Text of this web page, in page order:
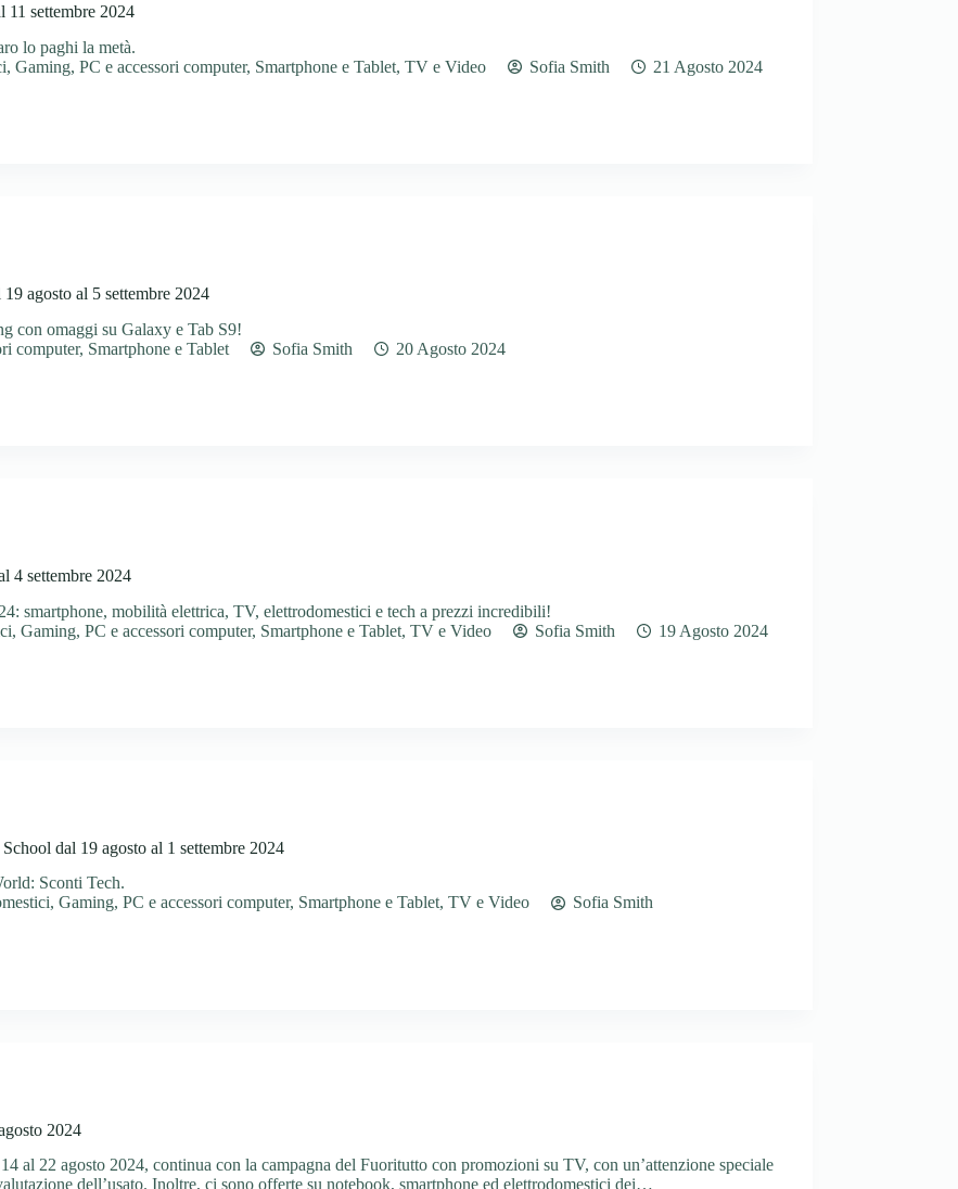
11 settembre 2024
lo paghi la metà.
, Gaming, PC e accessori computer, Smartphone e Tablet, TV e Video Sofia Smith 21 Agosto 2024
agosto al 5 settembre 2024
con omaggi su Galaxy e Tab S9!
computer, Smartphone e Tablet Sofia Smith 20 Agosto 2024
4 settembre 2024
smartphone, mobilità elettrica, TV, elettrodomestici e tech a prezzi incredibili!
, Gaming, PC e accessori computer, Smartphone e Tablet, TV e Video Sofia Smith 19 Agosto 2024
dal 19 agosto al 1 settembre 2024
Sconti Tech.
, Gaming, PC e accessori computer, Smartphone e Tablet, TV e Video
Sofia Smith
2024
al 22 agosto 2024, continua con la campagna del Fuoritutto con promozioni su TV, con un’attenzione speciale
dell’usato. Inoltre, ci sono offerte su notebook, smartphone ed elettrodomestici dei…